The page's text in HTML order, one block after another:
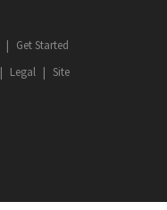
Get Started
Legal
Site